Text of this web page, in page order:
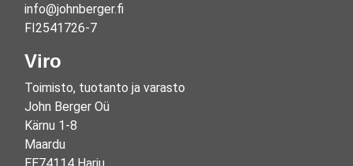
info@johnberger.fi
FI2541726-7
Viro
Toimisto, tuotanto ja varasto
John Berger Oü
Kärnu 1-8
Maardu